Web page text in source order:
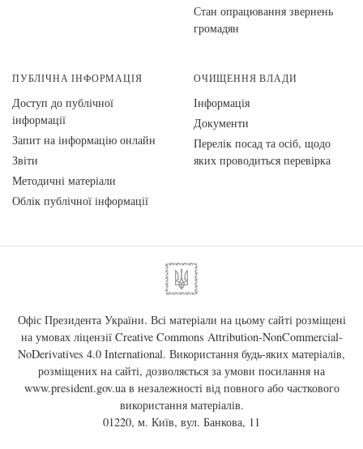
Стан опрацювання звернень
громадян
ПУБЛІЧНА ІНФОРМАЦІЯ
Доступ до публічної
інформації
Запит на інформацію онлайн
Звіти
Методичні матеріали
Облік публічної інформації
ОЧИЩЕННЯ ВЛАДИ
Інформація
Документи
Перелік посад та осіб, щодо
яких проводиться перевірка
Офіс Президента України. Всі матеріали на цьому сайті розміщені
на умовах ліцензії Creative Commons Attribution-NonCommercial-
NoDerivatives 4.0 International. Використання будь-яких матеріалів,
розміщених на сайті, дозволяється за умови посилання на
www.president.gov.uaв незалежності від повного або часткового
використання матеріалів.
01220, м. Київ, вул. Банкова, 11